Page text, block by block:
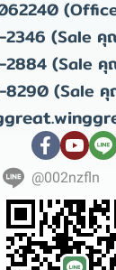
(Sale คุ
(Sale คุ
(Sale
@002nzfln